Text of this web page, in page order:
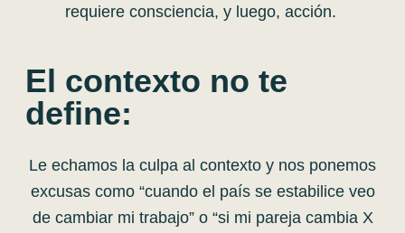
requiere consciencia, y luego, acción.
El contexto no te
define:
Le echamos la culpa al contexto y nos ponemos
excusas como “cuando el país se estabilice veo
de cambiar mi trabajo” o “si mi pareja cambia X